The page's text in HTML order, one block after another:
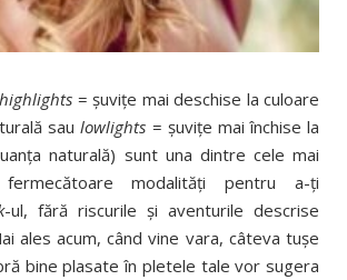
highlights = şuviţe mai deschise la culoare
saulowlights = şuviţe mai închise la
naturală) sunt una dintre cele mai
modalităţi pentru a-ţi
-ul, fără riscurile şi aventurile descrise
ales acum, când vine vara, câteva tuşe
bine plasate în pletele tale vor sugera